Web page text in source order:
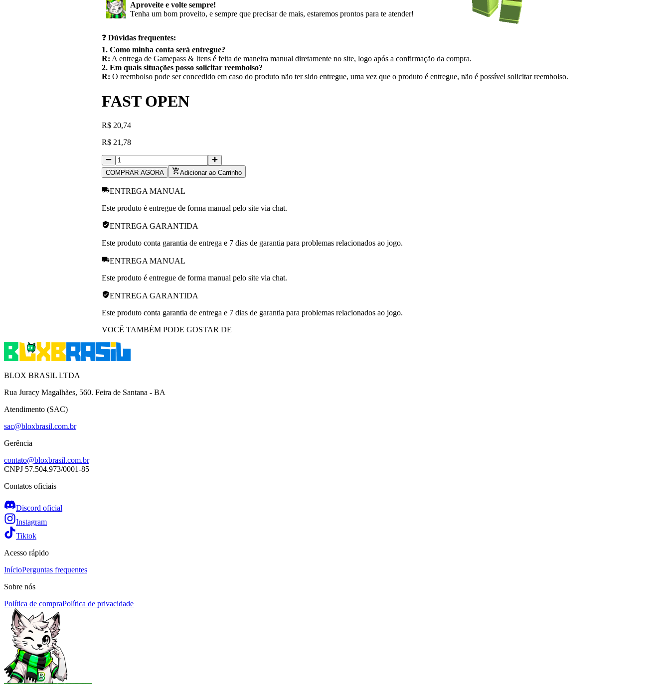
Aproveite e volte sempre!
Tenha um bom proveito, e sempre que precisar de mais, estaremos prontos para te atender!
❓ Dúvidas frequentes:
1. Como minha conta será entregue?
R: A entrega de Gamepass & Itens é feita de maneira manual diretamente no site, logo após a confirmação da compra.
2. Em quais situações posso solicitar reembolso?
R: O reembolso pode ser concedido em caso do produto não ter sido entregue, uma vez que o produto é entregue, não é possível solicitar reembolso.
FAST OPEN
R$ 20,74
R$ 21,78
COMPRAR AGORA Adicionar ao Carrinho
ENTREGA MANUAL
Este produto é entregue de forma manual pelo site via chat.
ENTREGA GARANTIDA
Este produto conta garantia de entrega e 7 dias de garantia para problemas relacionados ao jogo.
ENTREGA MANUAL
Este produto é entregue de forma manual pelo site via chat.
ENTREGA GARANTIDA
Este produto conta garantia de entrega e 7 dias de garantia para problemas relacionados ao jogo.
VOCÊ TAMBÉM PODE GOSTAR DE
BLOX BRASIL LTDA
Rua Juracy Magalhães, 560. Feira de Santana - BA
Atendimento (SAC)
sac@bloxbrasil.com.br
Gerência
contato@bloxbrasil.com.br
CNPJ 57.504.973/0001-85
Contatos oficiais
Discord oficial
Instagram
Tiktok
Acesso rápido
InícioPerguntas frequentes
Sobre nós
Política de compraPolítica de privacidade